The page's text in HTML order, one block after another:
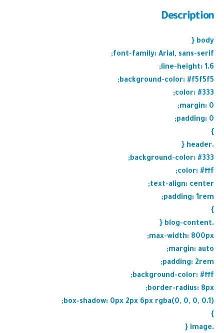
Description
body {
font-family: Arial, sans-serif;
line-height: 1.6;
background-color: #f5f5f5;
color: #333;
margin: 0;
padding: 0;
}
.header {
background-color: #333;
color: #fff;
text-align: center;
padding: 1rem;
}
.blog-content {
max-width: 800px;
margin: auto;
padding: 2rem;
background-color: #fff;
border-radius: 8px;
box-shadow: 0px 2px 6px rgba(0, 0, 0, 0.1);
}
.image {